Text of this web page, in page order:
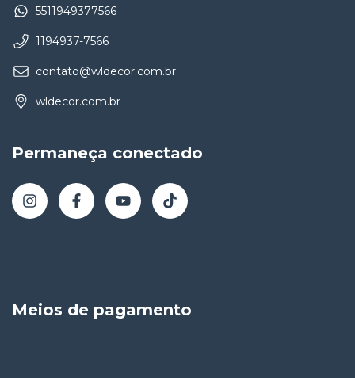
5511949377566
1194937-7566
contato@wldecor.com.br
wldecor.com.br
Permaneça conectado
Meios de pagamento